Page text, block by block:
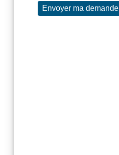
Envoyer ma demande